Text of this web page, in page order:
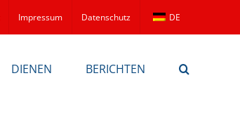
Impressum Datenschutz DE
DIENEN BERICHTEN